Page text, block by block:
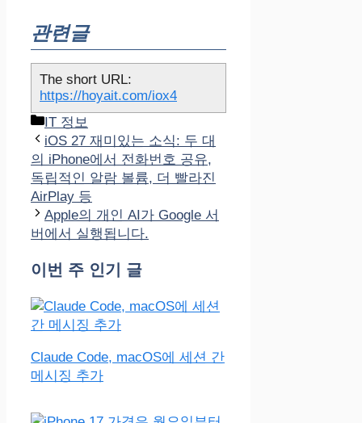
관련글
The short URL:
https://hoyait.com/iox4
카
테
고
리
IT 정보
iOS 27 재미있는 소식: 두 대
의 iPhone에서 전화번호 공유,
독립적인 알람 볼륨, 더 빨라진
AirPlay 등
Apple의 개인 AI가 Google 서
버에서 실행됩니다.
이번 주 인기 글
Claude Code, macOS에 세션 간
메시징 추가